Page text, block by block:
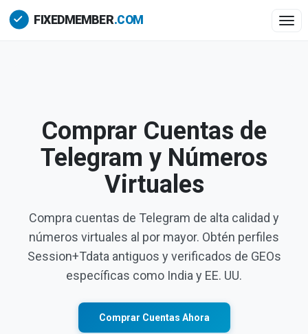
Comprar Cuentas de
Telegram y Números
Virtuales
Compra cuentas de Telegram de alta calidad y
números virtuales al por mayor. Obtén perfiles
Session+Tdata antiguos y verificados de GEOs
específicas como India y EE. UU.
Comprar Cuentas Ahora